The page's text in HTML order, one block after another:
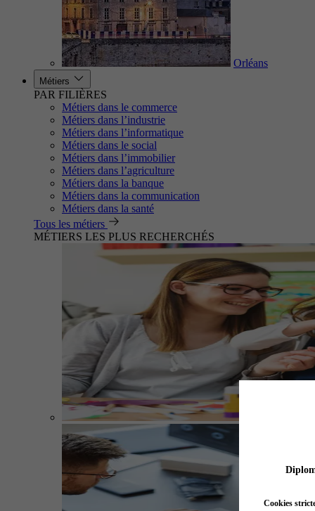
Orléans
Métiers
PAR FILIÈRES
Métiers dans le commerce
Métiers dans l’industrie
Métiers dans l’informatique
Métiers dans le social
Métiers dans l’immobilier
Métiers dans l’agriculture
Métiers dans la banque
Métiers dans la communication
Métiers dans la santé
Tous les métiers
MÉTIERS LES PLUS RECHERCHÉS
Cookies